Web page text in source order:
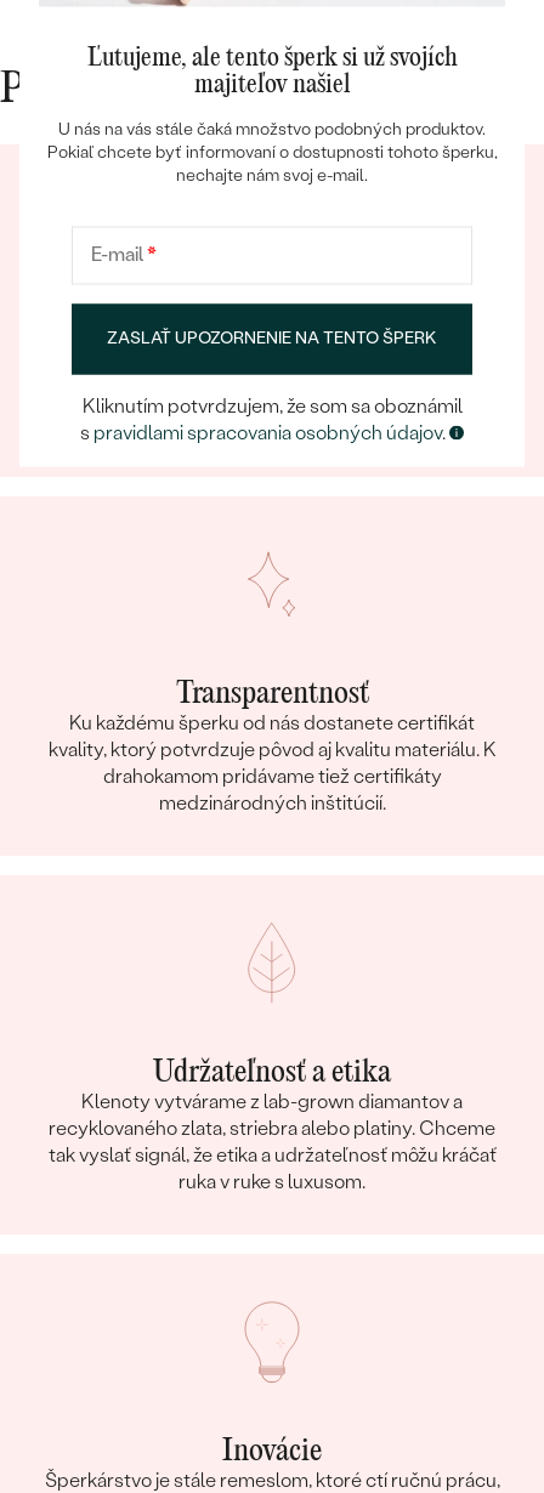
Bestsellery
OBJAVIŤ
Prečo nakupovať v Eppi
Eppický zážitok
Pri nakupovaní online aj osobne sa môžete spoľahnúť
na náš tím, ktorý sa postará o to, aby už samotný
výber šperku bol eppickým zážitkom.
Transparentnosť
Ku každému šperku od nás dostanete certifikát
kvality, ktorý potvrdzuje pôvod aj kvalitu materiálu. K
drahokamom pridávame tiež certifikáty
medzinárodných inštitúcií.
Udržateľnosť a etika
Klenoty vytvárame z lab-grown diamantov a
recyklovaného zlata, striebra alebo platiny. Chceme
tak vyslať signál, že etika a udržateľnosť môžu kráčať
ruka v ruke s luxusom.
Inovácie
Šperkárstvo je stále remeslom, ktoré ctí ručnú prácu,
Ľutujeme, ale tento šperk si už svojích
majiteľov našiel
U nás na vás stále čaká množstvo podobných produktov.
Pokiaľ chcete byť informovaní o dostupnosti tohoto šperku,
nechajte nám svoj e-mail.
E-mail*
ZASLAŤ UPOZORNENIE NA TENTO ŠPERK
Kliknutím potvrdzujem, že som sa oboznámil
s pravidlami spracovania osobných údajov.